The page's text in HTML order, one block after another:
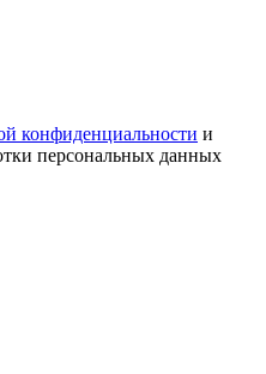
конфиденциальности и
персональных данных